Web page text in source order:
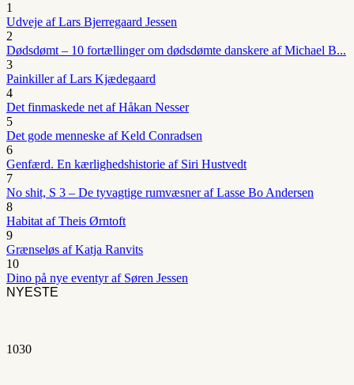
1
Udveje af Lars Bjerregaard Jessen
2
Dødsdømt – 10 fortællinger om dødsdømte danskere af Michael B...
3
Painkiller af Lars Kjædegaard
4
Det finmaskede net af Håkan Nesser
5
Det gode menneske af Keld Conradsen
6
Genfærd. En kærlighedshistorie af Siri Hustvedt
7
No shit, S 3 – De tyvagtige rumvæsner af Lasse Bo Andersen
8
Habitat af Theis Ørntoft
9
Grænseløs af Katja Ranvits
10
Dino på nye eventyr af Søren Jessen
NYESTE
1030